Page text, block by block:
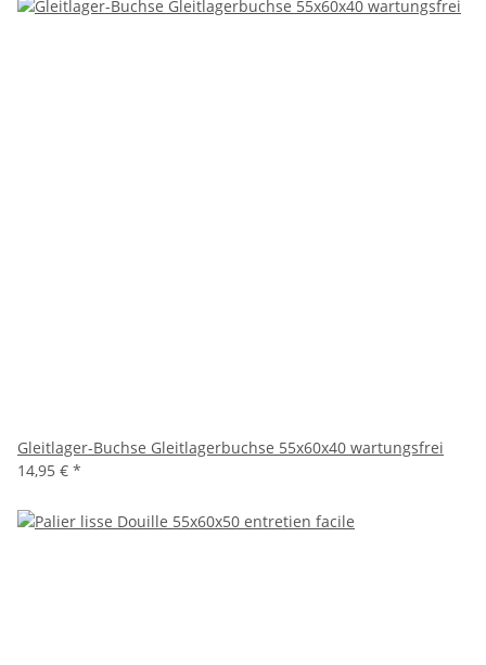
Gleitlager-Buchse Gleitlagerbuchse 55x60x40 wartungsfrei
14,95 € *